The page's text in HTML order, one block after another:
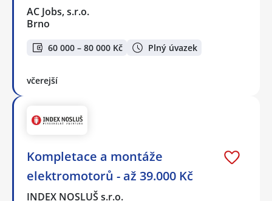
AC Jobs, s.r.o.
Brno
60 000 – 80 000 Kč Plný úvazek
včerejší
Kompletace a montáže
elektromotorů - až 39.000 Kč
INDEX NOSLUŠ s.r.o.